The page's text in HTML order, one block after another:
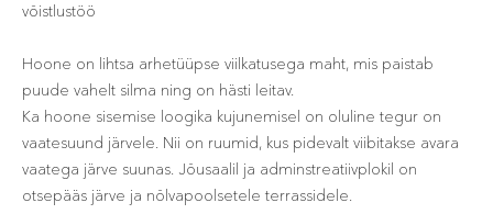
võistlustöö
Hoone on lihtsa arhetüüpse viilkatusega maht, mis paistab
puude vahelt silma ning on hästi leitav.
Ka hoone sisemise loogika kujunemisel on oluline tegur on
vaatesuund järvele. Nii on ruumid, kus pidevalt viibitakse avara
vaatega järve suunas. Jõusaalil ja adminstreatiivplokil on
otsepääs järve ja nõlvapoolsetele terrassidele.